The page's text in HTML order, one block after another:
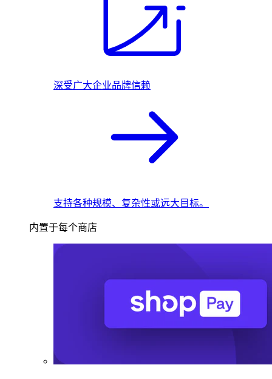
深受广大企业品牌信赖
支持各种规模、复杂性或远大目标。
内置于每个商店